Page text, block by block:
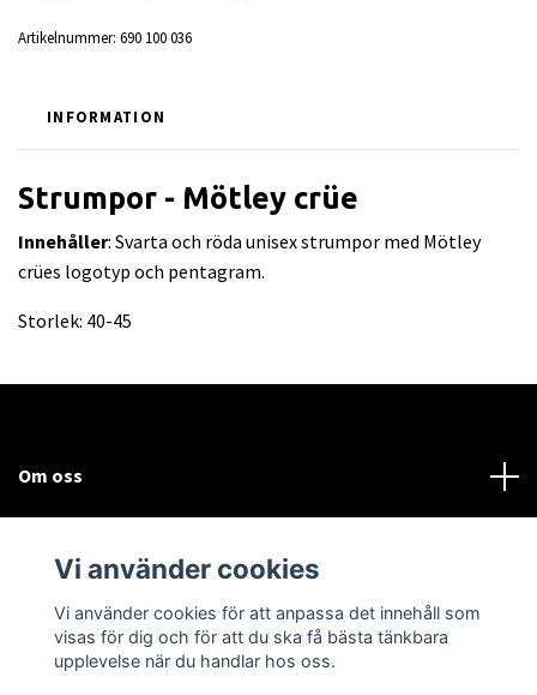
Artikelnummer: 690 100 036
INFORMATION
Strumpor - Mötley crüe
Innehåller: Svarta och röda unisex strumpor med Mötley
crües logotyp och pentagram.
Storlek: 40-45
Om oss
Sociala medier
Vi använder cookies
Vi använder cookies för att anpassa det innehåll som
visas för dig och för att du ska få bästa tänkbara
upplevelse när du handlar hos oss.